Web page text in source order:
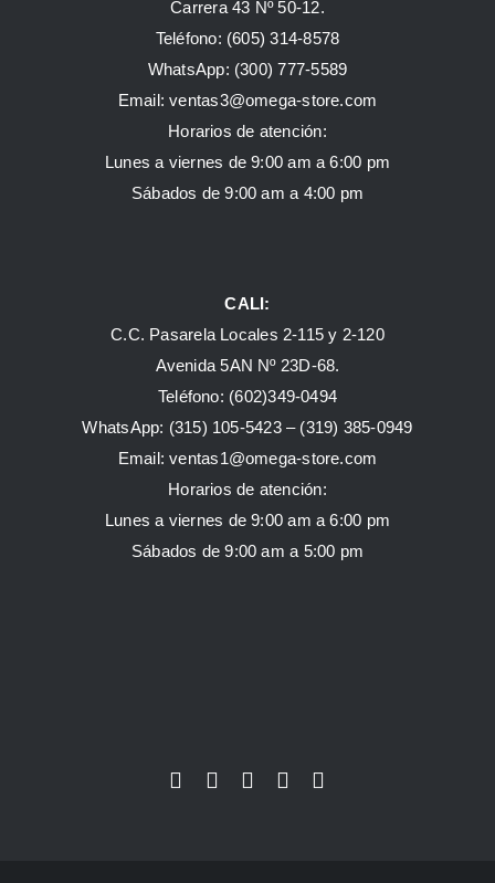
Carrera 43 Nº 50-12.
Teléfono: (605) 314-8578
WhatsApp: (300) 777-5589
Email: ventas3@omega-store.com
Horarios de atención:
Lunes a viernes de 9:00 am a 6:00 pm
Sábados de 9:00 am a 4:00 pm
CALI:
C.C. Pasarela Locales 2-115 y 2-120
Avenida 5AN Nº 23D-68.
Teléfono: (602)349-0494
WhatsApp: (315) 105-5423 – (319) 385-0949
Email:ventas1@omega-store.com
Horarios de atención:
Lunes a viernes de 9:00 am a 6:00 pm
Sábados de 9:00 am a 5:00 pm